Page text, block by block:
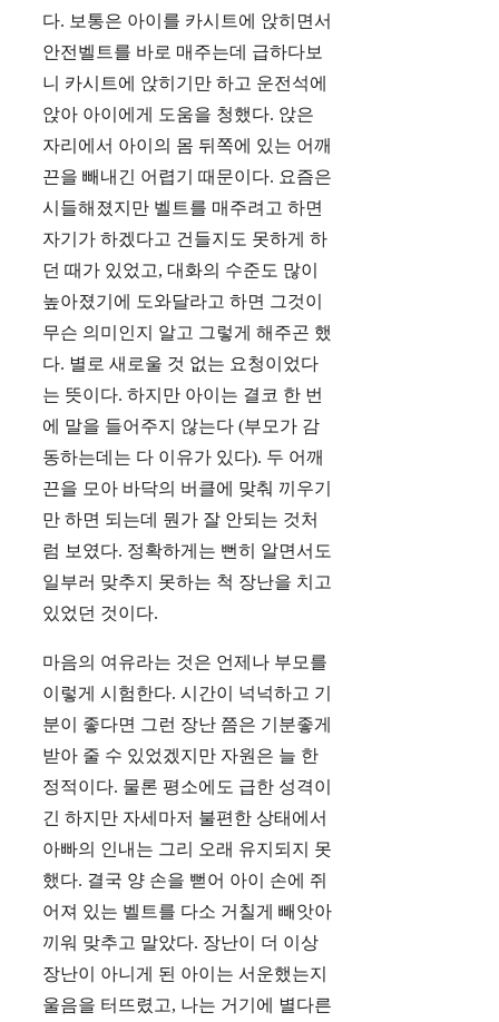
다. 보통은 아이를 카시트에 앉히면서
안전벨트를 바로 매주는데 급하다보
니 카시트에 앉히기만 하고 운전석에
앉아 아이에게 도움을 청했다. 앉은
자리에서 아이의 몸 뒤쪽에 있는 어깨
끈을 빼내긴 어렵기 때문이다. 요즘은
시들해졌지만 벨트를 매주려고 하면
자기가 하겠다고 건들지도 못하게 하
던 때가 있었고, 대화의 수준도 많이
높아졌기에 도와달라고 하면 그것이
무슨 의미인지 알고 그렇게 해주곤 했
다. 별로 새로울 것 없는 요청이었다
는 뜻이다. 하지만 아이는 결코 한 번
에 말을 들어주지 않는다 (부모가 감
동하는데는 다 이유가 있다). 두 어깨
끈을 모아 바닥의 버클에 맞춰 끼우기
만 하면 되는데 뭔가 잘 안되는 것처
럼 보였다. 정확하게는 뻔히 알면서도
일부러 맞추지 못하는 척 장난을 치고
있었던 것이다.
마음의 여유라는 것은 언제나 부모를
이렇게 시험한다. 시간이 넉넉하고 기
분이 좋다면 그런 장난 쯤은 기분좋게
받아 줄 수 있었겠지만 자원은 늘 한
정적이다. 물론 평소에도 급한 성격이
긴 하지만 자세마저 불편한 상태에서
아빠의 인내는 그리 오래 유지되지 못
했다. 결국 양 손을 뻗어 아이 손에 쥐
어져 있는 벨트를 다소 거칠게 빼앗아
끼워 맞추고 말았다. 장난이 더 이상
장난이 아니게 된 아이는 서운했는지
울음을 터뜨렸고, 나는 거기에 별다른